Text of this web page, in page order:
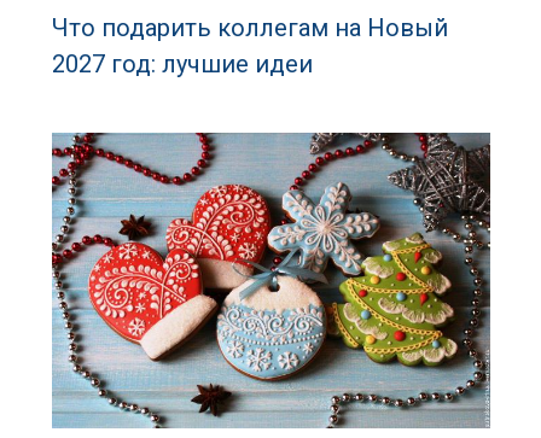
Что подарить коллегам на Новый
2027 год: лучшие идеи